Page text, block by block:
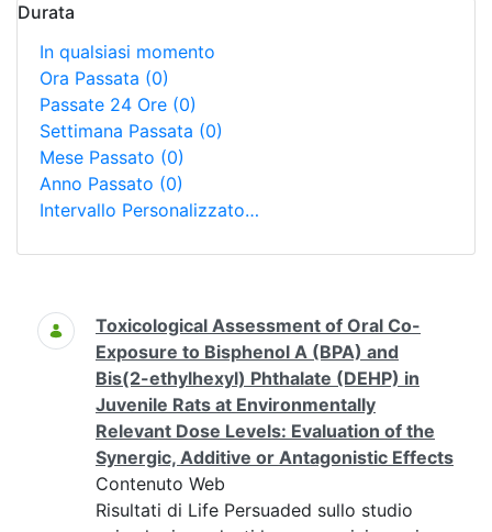
Durata
In qualsiasi momento
Ora Passata (0)
Passate 24 Ore (0)
Settimana Passata (0)
Mese Passato (0)
Anno Passato (0)
Intervallo Personalizzato…
Ricerca
Toxicological Assessment of Oral Co-
Exposure to Bisphenol A (BPA) and
Bis(2-ethylhexyl) Phthalate (DEHP) in
Juvenile Rats at Environmentally
Relevant Dose Levels: Evaluation of the
Synergic, Additive or Antagonistic Effects
Contenuto Web
Risultati di Life Persuaded sullo studio